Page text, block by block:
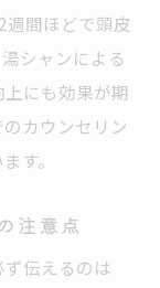
間ほどで頭皮
シャンによる
にも効果が期
カウンセリン
す。
注意点
伝えるのは